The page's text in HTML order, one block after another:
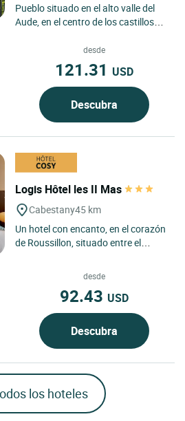
Pueblo situado en el alto valle del
Aude, en el centro de los castillos
desde
121.31 USD
Descubra
Logis Hôtel les II Mas
Cabestany45 km
Un hotel con encanto, en el corazón
de Roussillon, situado entre el
desde
92.43 USD
Descubra
los hoteles